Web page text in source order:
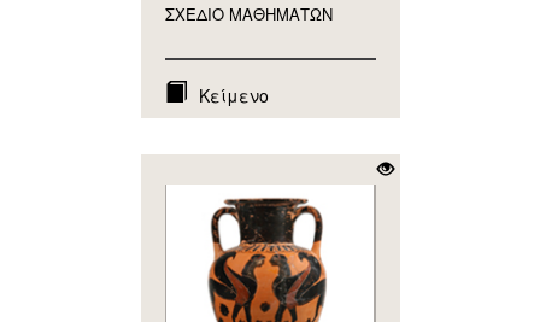
ΣΧΕΔΙΟ ΜΑΘΗΜAΤΩΝ
Κείμενο